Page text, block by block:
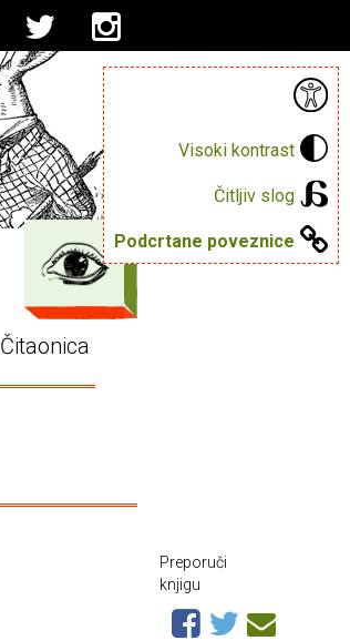
Visoki kontrast
Čitljiv slog
Podcrtane poveznice
Čitaonica
Preporuči
knjigu